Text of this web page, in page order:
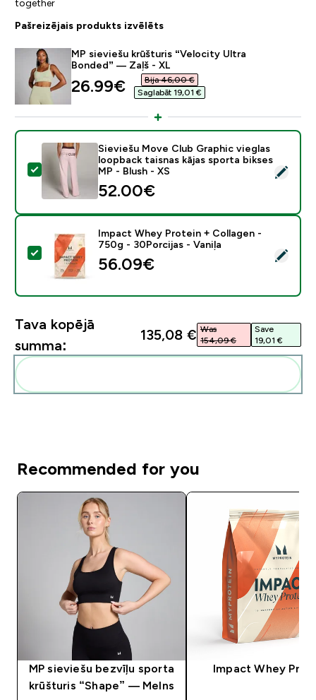
together
Pašreizējais produkts izvēlēts
MP sieviešu krūšturis “Velocity Ultra
Bonded” — Zaļš - XL
discounted price
26.99€‎
Bija 46,00 €‎
Saglabāt 19,01 €‎
Atlasīt šo produktu - Sieviešu Move Club Graphic
Sieviešu Move Club Graphic vieglas
loopback taisnas kājas sporta bikses
MP - Blush - XS
52.00€‎
Atlasīt šo produktu - Impact Whey Protein +
Impact Whey Protein + Collagen -
750g - 30Porcijas - Vaniļa
56.09€‎
Tava kopējā
summa:
135,08 €‎ Was
154,09 €‎
Save
19,01 €‎
Recommended for you
MP sieviešu bezvīļu sporta
krūšturis “Shape” — Melns
Impact Whey